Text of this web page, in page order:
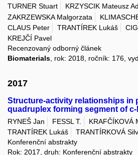
TURNER Stuart
KRZYSCIK Mateusz
ZAKRZEWSKA Malgorzata
CLAUS Peter
TRANTÍREK Lukáš
KREJČÍ Pavel
Recenzovaný odborný článek
Biomaterials , rok: 2018, ročník: 176,
2017
Structure-activity relationships in
quadruplex forming segment of
RYNEŠ Jan FESSL T.
KRAFČÍKOVÁ
TRANTÍREK Lukáš
TRANTÍRKOVÁ
Konferenční abstrakty
Rok: 2017, druh: Konferenční abstrakty